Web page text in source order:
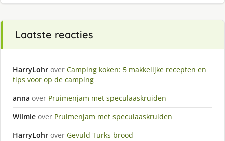
Laatste reacties
HarryLohr over Camping koken: 5 makkelijke recepten en
tips voor op de camping
anna over Pruimenjam met speculaaskruiden
Wilmie over Pruimenjam met speculaaskruiden
HarryLohr over Gevuld Turks brood